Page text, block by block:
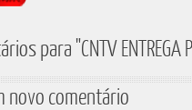
para "CNTV ENTREGA
novo comentário